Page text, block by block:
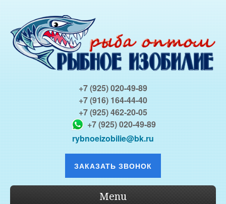
+7 (925) 020-49-89
+7 (916) 164-44-40
+7 (925) 462-20-05
+7 (925) 020-49-89
rybnoeizobilie@bk.ru
ЗАКАЗАТЬ ЗВОНОК
Menu